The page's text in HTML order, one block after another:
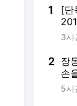
1
[단
접
3시
2 장
손
명
5시